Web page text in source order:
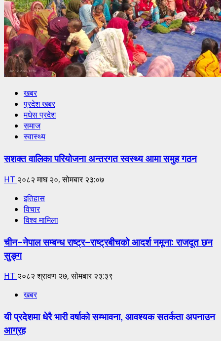
खबर
प्रदेश खबर
मधेस प्रदेश
समाज
स्वास्थ्य
सशक्त वालिका परियोजना अन्तरगत स्वस्थ्य आमा समुह गठन
HT २०८२ माघ २०, सोमबार २३:०७
इतिहास
विचार
विश्व मामिला
चीन–नेपाल सम्बन्ध राष्ट्र–राष्ट्रबीचको आदर्श नमूना: राजदूत छन
सुङ्ग
HT २०८२ श्रावण २७, सोमबार २३:३९
खबर
यी प्रदेशमा धेरै भारी वर्षाको सम्भावना, आवश्यक सतर्कता अपनाउन
आग्रह